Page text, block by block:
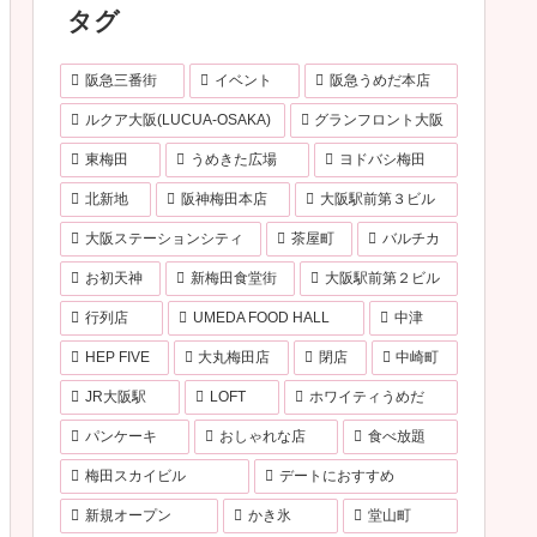
タグ
阪急三番街 イベント 阪急うめだ本店
ルクア大阪(LUCUA-OSAKA) グランフロント大阪
東梅田 うめきた広場 ヨドバシ梅田
北新地 阪神梅田本店 大阪駅前第３ビル
大阪ステーションシティ 茶屋町 バルチカ
お初天神 新梅田食堂街 大阪駅前第２ビル
行列店 UMEDA FOOD HALL 中津
HEP FIVE 大丸梅田店 閉店 中崎町
JR大阪駅 LOFT ホワイティうめだ
パンケーキ おしゃれな店 食べ放題
梅田スカイビル デートにおすすめ
新規オープン かき氷 堂山町